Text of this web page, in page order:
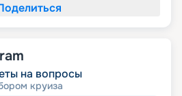
на вопросы
круиза